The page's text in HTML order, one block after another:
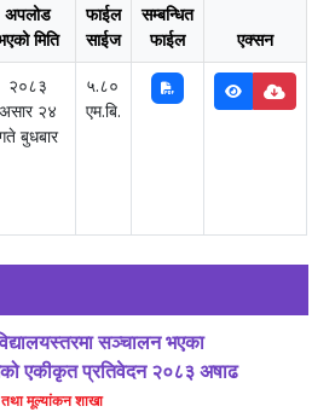
अपलोड
मिति
फाईल
साईज
सम्बन्धित
फाईल
एक्सन
२०८३
असार २४
बुधबार
५.८०
एम.बि.
सञ्चालन भएका
एकीकृत प्रतिवेदन २०८३ अषाढ
मूल्यांकन शाखा